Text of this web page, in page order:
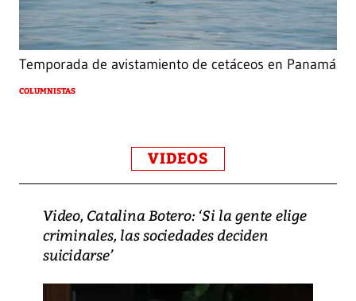
Temporada de avistamiento de cetáceos en Panamá
COLUMNISTAS
VIDEOS
Video, Catalina Botero: ‘Si la gente elige
criminales, las sociedades deciden
suicidarse’